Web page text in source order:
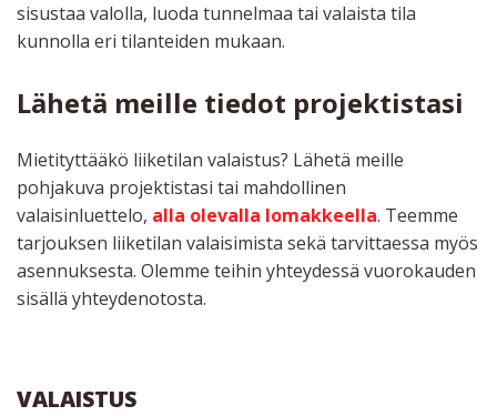
sisustaa valolla, luoda tunnelmaa tai valaista tila
kunnolla eri tilanteiden mukaan.
Lähetä meille tiedot projektistasi
Mietityttääkö liiketilan valaistus? Lähetä meille
pohjakuva projektistasi tai mahdollinen
valaisinluettelo, alla olevalla lomakkeella. Teemme
tarjouksen liiketilan valaisimista sekä tarvittaessa myös
asennuksesta. Olemme teihin yhteydessä vuorokauden
sisällä yhteydenotosta.
VALAISTUS